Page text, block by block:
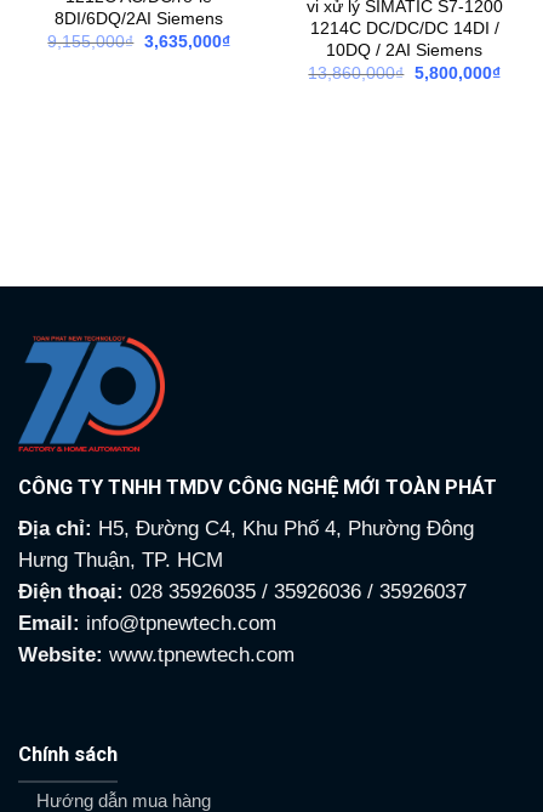
8DI/6DQ/2AI Siemens
9,155,000₫ Giá
3,635,000₫Giá
vi xử lý SIMATIC S7-1200
1214C DC/DC/DC 14DI /
10DQ / 2AI Siemens
13,860,000₫ Giá
5,800,000₫Giá
CÔNG TY TNHH TMDV CÔNG NGHỆ MỚI TOÀN PHÁT
Địa chỉ: H5, Đường C4, Khu Phố 4, Phường Đông
Hưng Thuận, TP. HCM
Điện thoại: 028 35926035 / 35926036 / 35926037
Email: info@tpnewtech.com
Website: www.tpnewtech.com
Chính sách
Hướng dẫn mua hàng